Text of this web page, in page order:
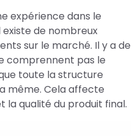
expérience dans le
de nombreux
sur le marché. Il y a de
comprennent pas le
toute la structure
même. Cela affecte
qualité du produit final.